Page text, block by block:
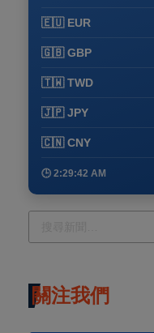
🇪🇺 EUR
🇬🇧 GBP
🇹🇼 TWD
🇯🇵 JPY
🇨🇳 CNY
🕒 2:29:42 AM
關注我們